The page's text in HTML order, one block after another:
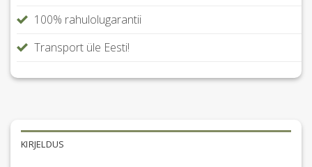
100% rahulolugarantii
Transport üle Eesti!
KIRJELDUS